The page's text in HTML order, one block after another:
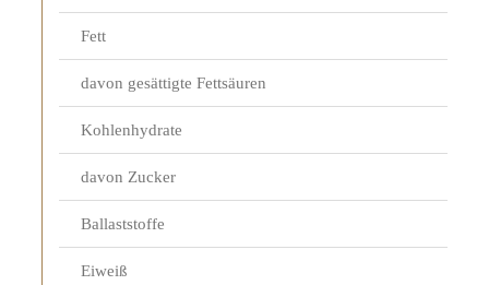
Fett
davon gesättigte Fettsäuren
Kohlenhydrate
davon Zucker
Ballaststoffe
Eiweiß